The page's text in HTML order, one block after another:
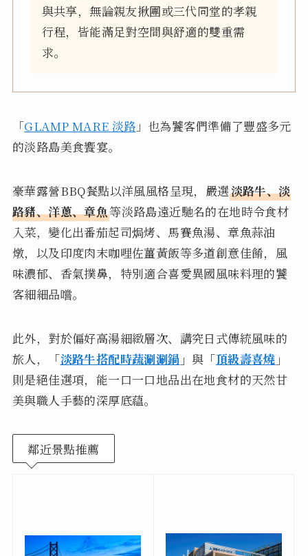
與共享，無論親友揪團或三代同堂的孝親
行程，皆能滿足對空間與舒適的雙重需
求。
「GLAMP MARE 淡路 」也為饕客們準備了豐盛多元
的淡路島美食饗宴。
豪華露營BBQ餐點以洋風風格呈現，嚴選淡路牛、淡
路豬、洋蔥、章魚等淡路島遠近馳名的在地時令食材
入菜，變化出番茄起司焗烤、馬賽魚湯、章魚蒜油
燉，以及印度肉末咖哩佐薑黃飯等多道創意佳餚，風
味濃郁、香氣撲鼻，特別適合喜愛異國風味料理的饕
客細細品嚐。
此外，對於偏好高湯細緻層次、講究日式傳統風味的
旅人，
「淡路牛搭配時蔬涮涮鍋 」 與 「頂級壽喜燒 」
則是絕佳選項，能一口一口地品出在地食材的天然甘
美與職人手藝的深厚底蘊。
鄰近景點推薦